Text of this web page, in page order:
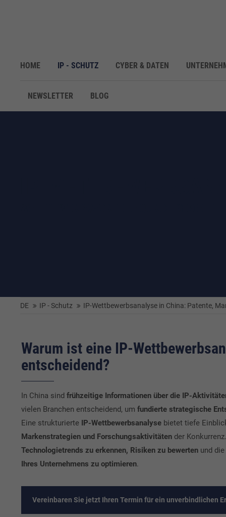
HOME IP - SCHUTZ CYBER & DATEN
NEWSLETTER BLOG
DE IP - Schutz IP-Wettbewerbsanalyse in China: Patente,
Warum ist eine IP-
entscheidend?
In China sind frühzeitige Informationen über die IP-
vielen Branchen entscheidend, um fundierte strategische
Eine strukturierte IP-Wettbewerbsanalysebietet tiefe
Markenstrategien und Forschungsaktivitätender
Technologietrends zu erkennen, Risiken zu bewertenund die
Ihres Unternehmens zu optimieren.
Vereinbaren Sie jetzt Ihren Termin für ein unverbindlichen